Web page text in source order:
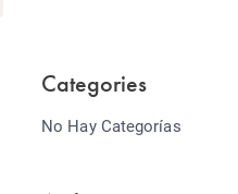
Categories
No Hay Categorías